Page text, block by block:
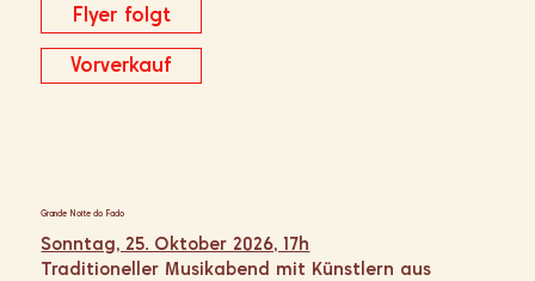
Flyer folgt
Vorverkauf
Grande Noite do Fado
Sonntag, 25. Oktober 2026, 17h
Traditioneller Musikabend mit Künstlern aus